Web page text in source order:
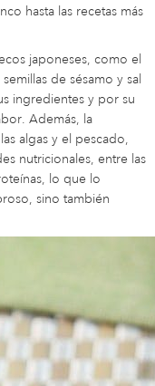
hasta las recetas más
japoneses, como el
de sésamo y sal
ingredientes y por su
Además, la
algas y el pescado,
nutricionales, entre las
lo que lo
sino también